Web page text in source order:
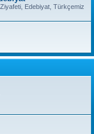
Edebiyat, Türkçemiz